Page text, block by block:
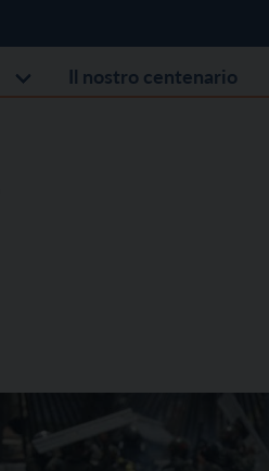
Il nostro centenario